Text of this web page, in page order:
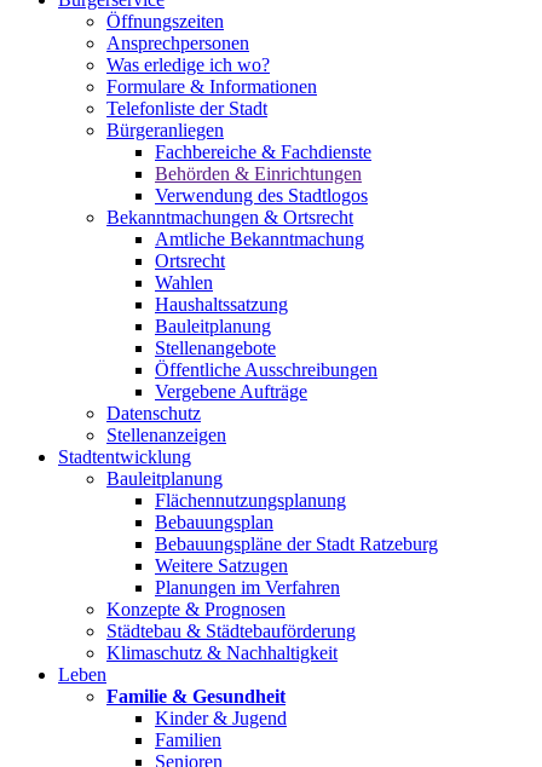
Öffnungszeiten
Ansprechpersonen
Was erledige ich wo?
Formulare & Informationen
Telefonliste der Stadt
Bürgeranliegen
Fachbereiche & Fachdienste
Behörden & Einrichtungen
Verwendung des Stadtlogos
Bekanntmachungen & Ortsrecht
Amtliche Bekanntmachung
Ortsrecht
Wahlen
Haushaltssatzung
Bauleitplanung
Stellenangebote
Öffentliche Ausschreibungen
Vergebene Aufträge
Datenschutz
Stellenanzeigen
Stadtentwicklung
Bauleitplanung
Flächennutzungsplanung
Bebauungsplan
Bebauungspläne der Stadt Ratzeburg
Weitere Satzugen
Planungen im Verfahren
Konzepte & Prognosen
Städtebau & Städtebauförderung
Klimaschutz & Nachhaltigkeit
Leben
Familie & Gesundheit
Kinder & Jugend
Familien
Senioren